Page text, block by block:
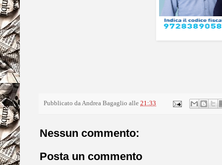
Pubblicato daAndrea Bagaglio alle 21:33
Nessun commento:
Posta un commento